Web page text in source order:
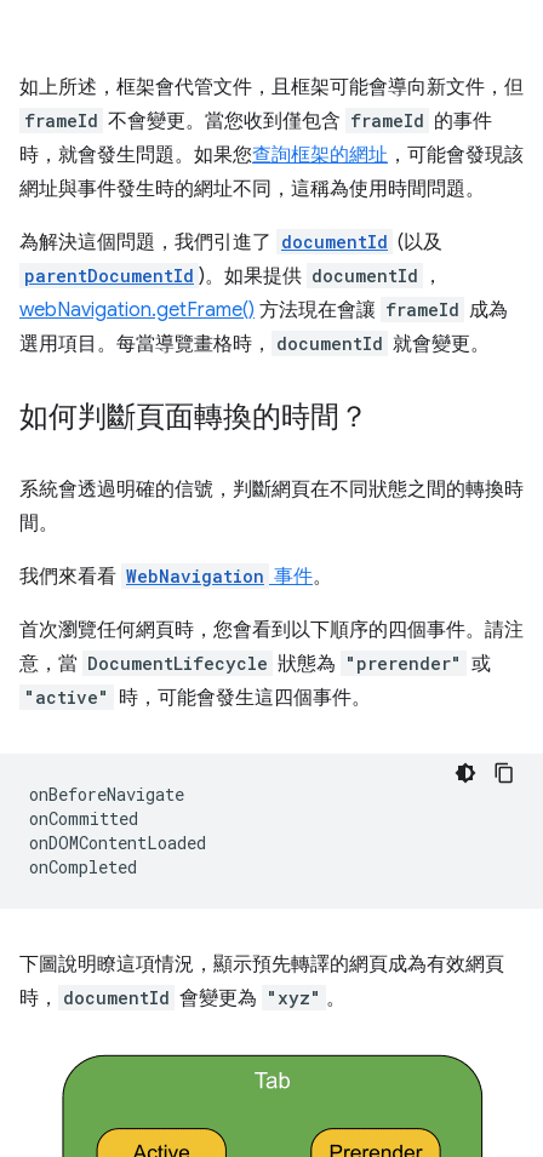
如上所述，框架會代管文件，且框架可能會導向新文件，但
frameId 不會變更。當您收到僅包含 frameId 的事件
時，就會發生問題。如果您查詢框架的網址 ，可能會發現該
網址與事件發生時的網址不同，這稱為使用時間問題。
為解決這個問題，我們引進了 documentId (以及
parentDocumentId )。如果提供 documentId
，
webNavigation.getFrame() 方法現在會讓 frameId 成為
選用項目。每當導覽畫格時，
documentId 就會變更。
如何判斷頁面轉換的時間？
系統會透過明確的信號，判斷網頁在不同狀態之間的轉換時
間。
我們來看看 WebNavigation 事件。
首次瀏覽任何網頁時，您會看到以下順序的四個事件。請注
意，當 DocumentLifecycle 狀態為 "prerender" 或
"active" 時，可能會發生這四個事件。
onBeforeNavigate
onCommitted
onDOMContentLoaded
onCompleted
下圖說明瞭這項情況，顯示預先轉譯的網頁成為有效網頁
時，
documentId 會變更為 "xyz" 。